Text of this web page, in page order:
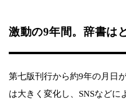
激動の9年間。辞書は
第七版刊行から約9年の月日
は大きく変化し、SNSなどに